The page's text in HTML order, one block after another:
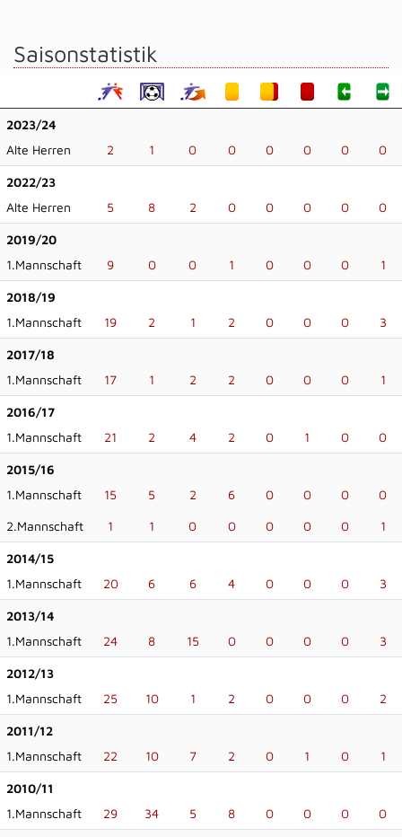
Saisonstatistik
2023/24
Alte Herren
2 1 0 0 0 0 0 0
2022/23
Alte Herren
5 8 2 0 0 0 0 0
2019/20
1.Mannschaft
9 0 0 1 0 0 0 1
2018/19
1.Mannschaft
19 2 1 2 0 0 0 3
2017/18
1.Mannschaft
17 1 2 2 0 0 0 1
2016/17
1.Mannschaft
21 2 4 2 0 1 0 0
2015/16
1.Mannschaft
15 5 2 6 0 0 0 0
2.Mannschaft 1 1 0 0 0 0 0 1
2014/15
1.Mannschaft
20 6 6 4 0 0 0 3
2013/14
1.Mannschaft
24 8 15 0 0 0 0 3
2012/13
1.Mannschaft
25 10 1 2 0 0 0 2
2011/12
1.Mannschaft
22 10 7 2 0 1 0 1
2010/11
1.Mannschaft
29 34 5 8 0 0 0 0